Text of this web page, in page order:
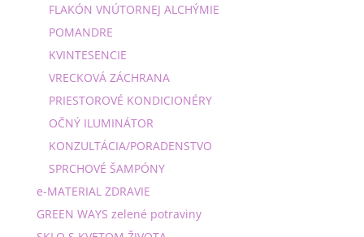
FLAKÓN VNÚTORNEJ ALCHÝMIE
POMANDRE
KVINTESENCIE
VRECKOVÁ ZÁCHRANA
PRIESTOROVÉ KONDICIONÉRY
OČNÝ ILUMINÁTOR
KONZULTÁCIA/PORADENSTVO
SPRCHOVÉ ŠAMPÓNY
e-MATERIAL ZDRAVIE
GREEN WAYS zelené potraviny